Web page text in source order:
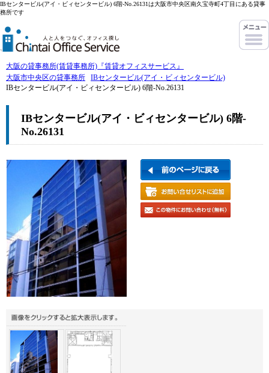
IBセンタービル(アイ・ビィセンタービル) 6階-No.26131は大阪市中央区南久宝寺町4丁目にある貸事
務所です
大阪の貸事務所(賃貸事務所)『賃貸オフィスサービス』
大阪市中央区の貸事務所
IBセンタービル(アイ・ビィセンタービル)
IBセンタービル(アイ・ビィセンタービル) 6階-No.26131
IBセンタービル(アイ・ビィセンタービル) 6階-
No.26131